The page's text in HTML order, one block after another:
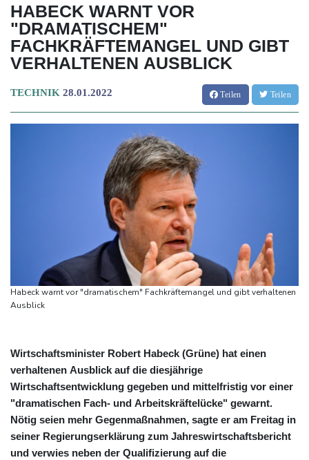
HABECK WARNT VOR
"DRAMATISCHEM"
FACHKRÄFTEMANGEL UND GIBT
VERHALTENEN AUSBLICK
TECHNIK 28.01.2022 Teilen Teilen
Habeck warnt vor "dramatischem" Fachkräftemangel und gibt verhaltenen
Ausblick
Wirtschaftsminister Robert Habeck (Grüne) hat einen
verhaltenen Ausblick auf die diesjährige
Wirtschaftsentwicklung gegeben und mittelfristig vor einer
"dramatischen Fach- und Arbeitskräftelücke" gewarnt.
Nötig seien mehr Gegenmaßnahmen, sagte er am Freitag in
seiner Regierungserklärung zum Jahreswirtschaftsbericht
und verwies neben der Qualifizierung auf die